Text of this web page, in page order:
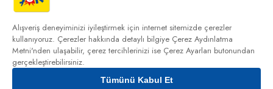
Magnum Mini
Classic Badem
Beyaz 345 ml
325,00₺
Cookie&Badem
345 ml
325,00₺
Alışveriş deneyiminizi iyileştirmek için internet sitemizde çerezler
kullanıyoruz. Çerezler hakkında detaylı bilgiye Çerez Aydınlatma
Metni'nden ulaşabilir, çerez tercihlerinizi ise Çerez Ayarları butonundan
gerçekleştirebilirsiniz.
Tümünü Kabul Et